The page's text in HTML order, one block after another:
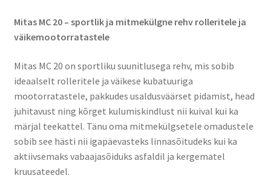
Mitas MC 20 – sportlik ja mitmekülgne rehv rolleritele ja
väikemootorratastele
Mitas MC 20 on sportliku suunitlusega rehv, mis sobib
ideaalselt rolleritele ja väikese kubatuuriga
mootorratastele, pakkudes usaldusväärset pidamist, head
juhitavust ning kõrget kulumiskindlust nii kuival kui ka
märjal teekattel. Tänu oma mitmekülgsetele omadustele
sobib see hästi nii igapäevasteks linnasõitudeks kui ka
aktiivsemaks vabaajasõiduks asfaldil ja kergematel
kruusateedel.